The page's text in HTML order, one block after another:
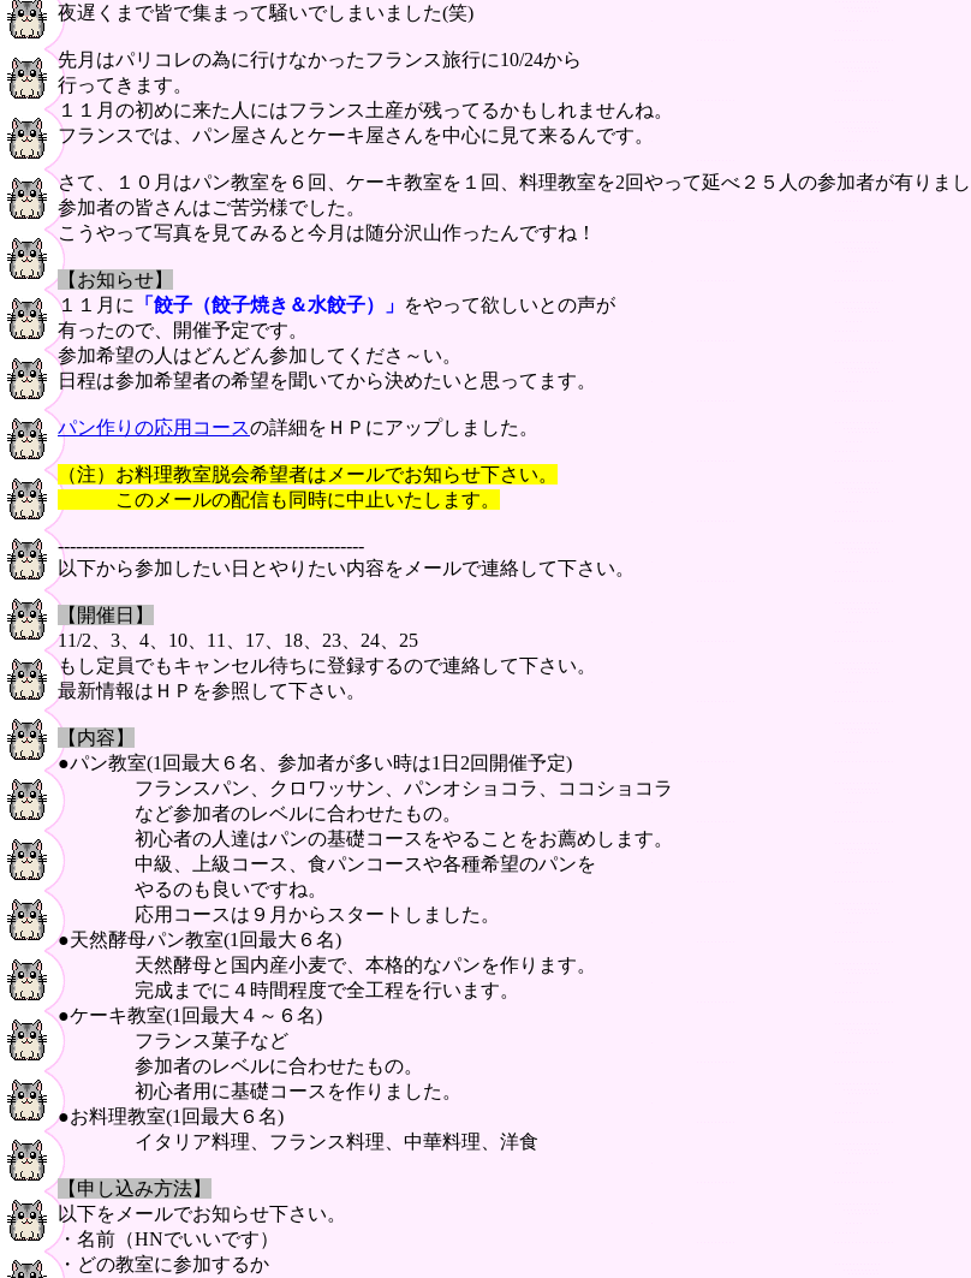
夜遅くまで皆で集まって騒いでしまいました(笑)
先月はパリコレの為に行けなかったフランス旅行に10/24から
行ってきます。
１１月の初めに来た人にはフランス土産が残ってるかもしれませんね。
フランスでは、パン屋さんとケーキ屋さんを中心に見て来るんです。
さて、１０月はパン教室を６回、ケーキ教室を１回、料理教室を2回やって延べ２５人の参加者が有りまし
参加者の皆さんはご苦労様でした。
こうやって写真を見てみると今月は随分沢山作ったんですね！
【お知らせ】
１１月に
「餃子（餃子焼き＆水餃子）」 をやって欲しいとの声が
有ったので、開催予定です。
参加希望の人はどんどん参加してくださ～い。
日程は参加希望者の希望を聞いてから決めたいと思ってます。
パン作りの応用コースの詳細をＨＰにアップしました。
（注）お料理教室脱会希望者はメールでお知らせ下さい。
このメールの配信も同時に中止いたします。
---------------------------------------------------
以下から参加したい日とやりたい内容をメールで連絡して下さい。
【開催日】
11/2、3、4、10、11、17、18、23、24、25
もし定員でもキャンセル待ちに登録するので連絡して下さい。
最新情報はＨＰを参照して下さい。
【内容】
●パン教室(1回最大６名、参加者が多い時は1日2回開催予定)
フランスパン、クロワッサン、パンオショコラ、ココショコラ
など参加者のレベルに合わせたもの。
初心者の人達はパンの基礎コースをやることをお薦めします。
中級、上級コース、食パンコースや各種希望のパンを
やるのも良いですね。
応用コースは９月からスタートしました。
●天然酵母パン教室(1回最大６名)
天然酵母と国内産小麦で、本格的なパンを作ります。
完成までに４時間程度で全工程を行います。
●ケーキ教室(1回最大４～６名)
フランス菓子など
参加者のレベルに合わせたもの。
初心者用に基礎コースを作りました。
●お料理教室(1回最大６名)
イタリア料理、フランス料理、中華料理、洋食
【申し込み方法】
以下をメールでお知らせ下さい。
・名前（HNでいいです）
・どの教室に参加するか